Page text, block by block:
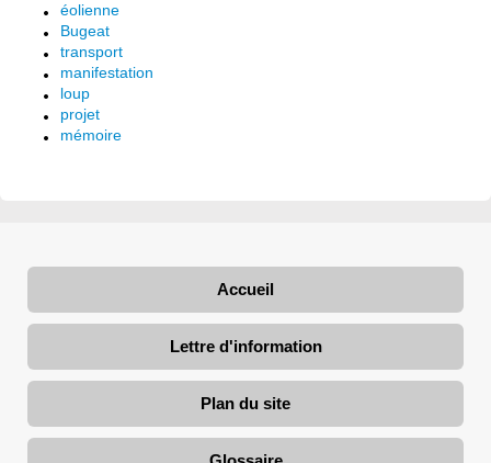
éolienne
Bugeat
transport
manifestation
loup
projet
mémoire
Accueil
Lettre d'information
Plan du site